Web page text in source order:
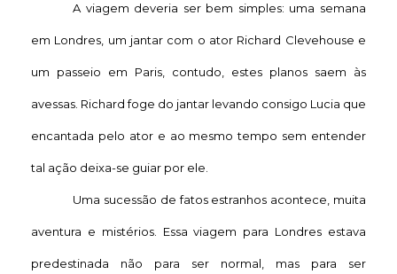
A viagem deveria ser bem simples: uma semana
em Londres, um jantar com o ator Richard Clevehouse e
um passeio em Paris, contudo, estes planos saem às
avessas. Richard foge do jantar levando consigo Lucia que
encantada pelo ator e ao mesmo tempo sem entender
tal ação deixa-se guiar por ele.
Uma sucessão de fatos estranhos acontece, muita
aventura e mistérios. Essa viagem para Londres estava
predestinada não para ser normal, mas para ser